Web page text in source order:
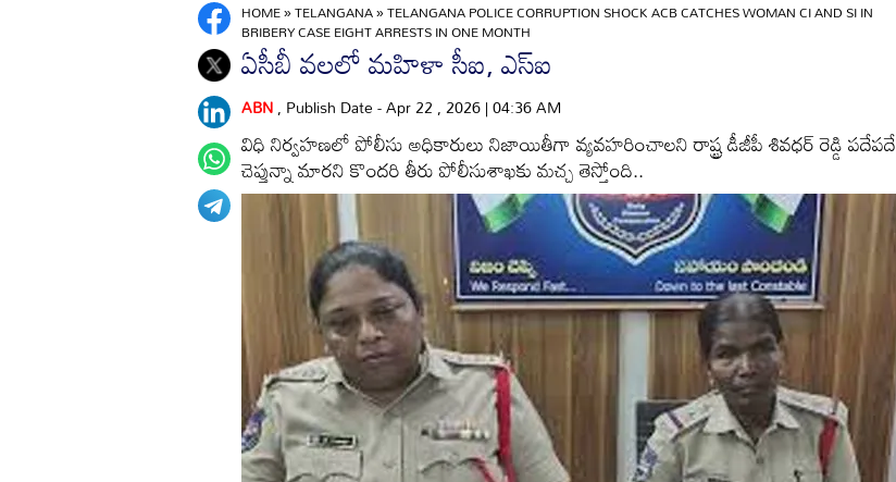
HOME»TELANGANA»TELANGANA POLICE CORRUPTION SHOCK ACB CATCHES WOMAN CI AND SI IN
BRIBERY CASE EIGHT ARRESTS IN ONE MONTH
ఏసీబీ వలలో మహిళా సీఐ, ఎస్‌ఐ
ABN, Publish Date - Apr 22 , 2026 | 04:36 AM
విధి నిర్వహణలో పోలీసు అధికారులు నిజాయితీగా వ్యవహరించాలని రాష్ట్ర డీజీపీ శివధర్‌ రెడ్డి పదేపదే
చెప్తున్నా మారని కొందరి తీరు పోలీసుశాఖకు మచ్చ తెస్తోంది..